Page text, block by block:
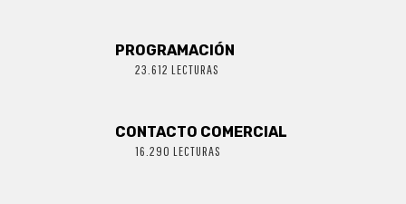
PROGRAMACIÓN
23.612 LECTURAS
CONTACTO COMERCIAL
16.290 LECTURAS